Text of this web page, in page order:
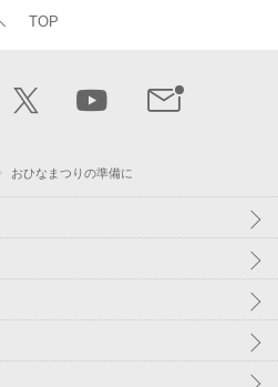
TOP
おひなまつりの準備に